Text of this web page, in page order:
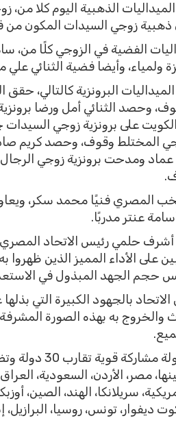
الذهبية اليوم كلا
ذهبية زوجي السيدات المكون من
الفضية في الزوجي كلًا من،
ولمياء، وأيضا فضية الثنائي
البرونزية كالتالي، حقق
وحصد الثنائي أمل ورضا
على برونزية زوجي
المختلط وقوف، وحصد كريم
ومدحت برونزية زوجي
المصري فنيًا محمد سكر،
عنتر مدربًا.
أشرف حلمي رئيس الاتحاد المصري
على الأداء المميز الذين
حجم الجهد المبذول في
بالجهود الكبيرة التي
والخروج به بهذه الصورة
مصر، الأردن، السعودية،
سريلانكا، الهند، الصين،
ديفوار، تونس، روسيا، البرازيل،